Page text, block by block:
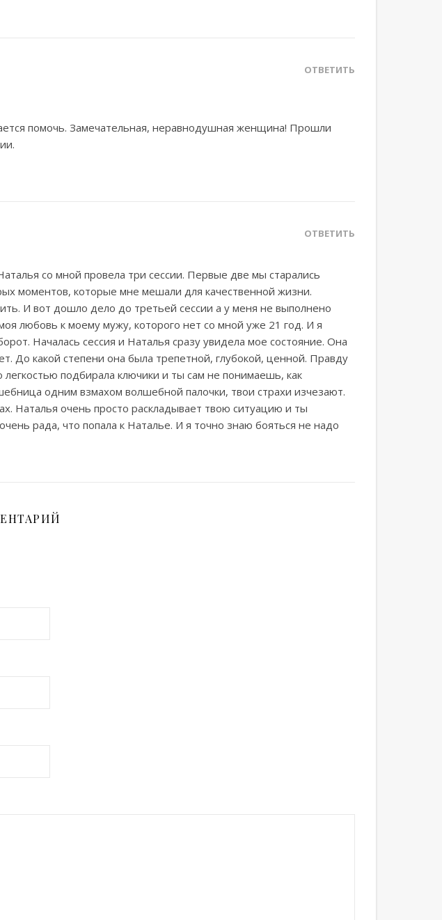
ОТВЕТИТЬ
помочь. Замечательная, неравнодушная женщина! Прошли
ОТВЕТИТЬ
со мной провела три сессии. Первые две мы старались
моментов, которые мне мешали для качественной жизни.
И вот дошло дело до третьей сессии а у меня не выполнено
любовь к моему мужу, которого нет со мной уже 21 год. И я
Началась сессия и Наталья сразу увидела мое состояние. Она
До какой степени она была трепетной, глубокой, ценной. Правду
подбирала ключики и ты сам не понимаешь, как
одним взмахом волшебной палочки, твои страхи изчезают.
Наталья очень просто раскладывает твою ситуацию и ты
рада, что попала к Наталье. И я точно знаю бояться не надо